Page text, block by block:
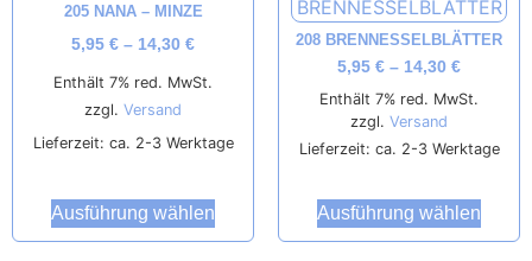
205 NANA – MINZE
5,95 € – 14,30 €
Enthält 7% red. MwSt.
zzgl. Versand
Lieferzeit: ca. 2-3 Werktage
Ausführung wählen
208 BRENNESSELBLÄTTER
5,95 € – 14,30 €
Enthält 7% red. MwSt.
zzgl. Versand
Lieferzeit: ca. 2-3 Werktage
Ausführung wählen